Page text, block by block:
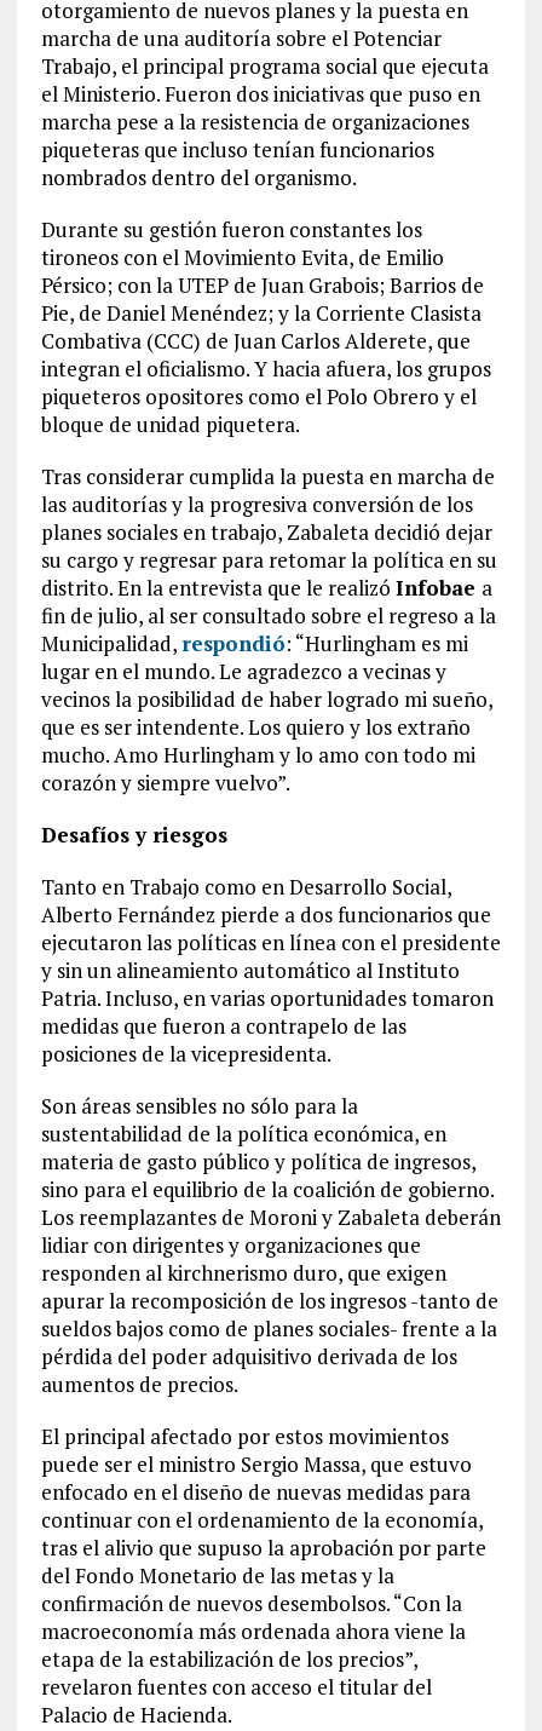
otorgamiento de nuevos planes y la puesta en
marcha de una auditoría sobre el Potenciar
Trabajo, el principal programa social que ejecuta
el Ministerio. Fueron dos iniciativas que puso en
marcha pese a la resistencia de organizaciones
piqueteras que incluso tenían funcionarios
nombrados dentro del organismo.
Durante su gestión fueron constantes los
tironeos con el Movimiento Evita, de Emilio
Pérsico; con la UTEP de Juan Grabois; Barrios de
Pie, de Daniel Menéndez; y la Corriente Clasista
Combativa (CCC) de Juan Carlos Alderete, que
integran el oficialismo. Y hacia afuera, los grupos
piqueteros opositores como el Polo Obrero y el
bloque de unidad piquetera.
Tras considerar cumplida la puesta en marcha de
las auditorías y la progresiva conversión de los
planes sociales en trabajo, Zabaleta decidió dejar
su cargo y regresar para retomar la política en su
distrito. En la entrevista que le realizó Infobae a
fin de julio, al ser consultado sobre el regreso a la
Municipalidad, respondió: “Hurlingham es mi
lugar en el mundo. Le agradezco a vecinas y
vecinos la posibilidad de haber logrado mi sueño,
que es ser intendente. Los quiero y los extraño
mucho. Amo Hurlingham y lo amo con todo mi
corazón y siempre vuelvo”.
Desafíos y riesgos
Tanto en Trabajo como en Desarrollo Social,
Alberto Fernández pierde a dos funcionarios que
ejecutaron las políticas en línea con el presidente
y sin un alineamiento automático al Instituto
Patria. Incluso, en varias oportunidades tomaron
medidas que fueron a contrapelo de las
posiciones de la vicepresidenta.
Son áreas sensibles no sólo para la
sustentabilidad de la política económica, en
materia de gasto público y política de ingresos,
sino para el equilibrio de la coalición de gobierno.
Los reemplazantes de Moroni y Zabaleta deberán
lidiar con dirigentes y organizaciones que
responden al kirchnerismo duro, que exigen
apurar la recomposición de los ingresos -tanto de
sueldos bajos como de planes sociales- frente a la
pérdida del poder adquisitivo derivada de los
aumentos de precios.
El principal afectado por estos movimientos
puede ser el ministro Sergio Massa, que estuvo
enfocado en el diseño de nuevas medidas para
continuar con el ordenamiento de la economía,
tras el alivio que supuso la aprobación por parte
del Fondo Monetario de las metas y la
confirmación de nuevos desembolsos. “Con la
macroeconomía más ordenada ahora viene la
etapa de la estabilización de los precios”,
revelaron fuentes con acceso el titular del
Palacio de Hacienda.